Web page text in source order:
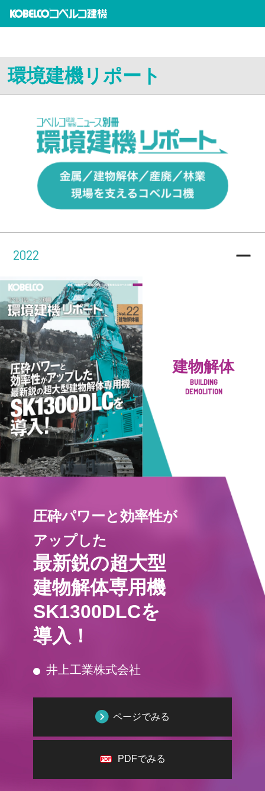
環境建機リポート
2022
建物解体
BUILDING
DEMOLITION
圧砕パワーと効率性が
アップした
最新鋭の超大型
建物解体専用機
SK1300DLCを
導入！
井上工業株式会社
ページでみる
PDFでみる